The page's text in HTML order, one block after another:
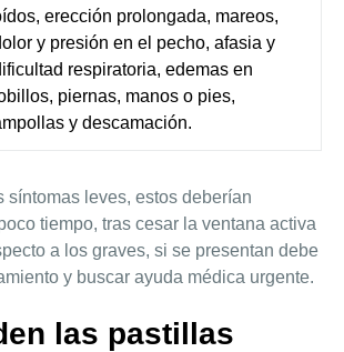
erección prolongada, mareos,
y presión en el pecho, afasia y
respiratoria, edemas en
piernas, manos o pies,
y descamación.
síntomas leves, estos deberían
tiempo, tras cesar la ventana activa
a los graves, si se presentan debe
y buscar ayuda médica urgente.
las pastillas